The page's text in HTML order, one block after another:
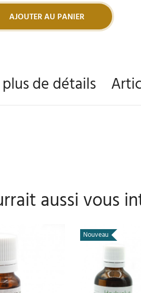
AJOUTER AU PANIER
de détails
aussi vous
Nouveau